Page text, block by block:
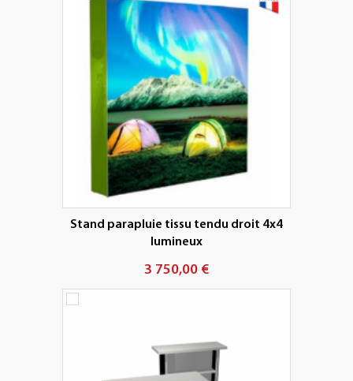
Stand parapluie tissu tendu droit 4x4
lumineux
3 750,00 €